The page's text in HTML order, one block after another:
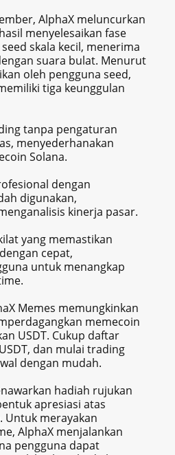
AlphaX meluncurkan
menyelesaikan fase
skala kecil, menerima
suara bulat. Menurut
oleh pengguna seed,
tiga keunggulan
tanpa pengaturan
menyederhanakan
Solana.
dengan
digunakan,
kinerja pasar.
yang memastikan
cepat,
untuk menangkap
Memes memungkinkan
memecoin
USDT. Cukup daftar
dan mulai trading
dengan mudah.
hadiah rujukan
apresiasi atas
Untuk merayakan
AlphaX menjalankan
pengguna dapat